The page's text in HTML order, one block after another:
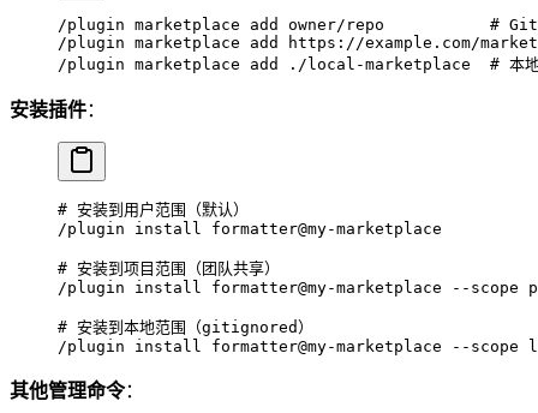
/plugin marketplace add owner/repo
#
/plugin marketplace add
https://example.com/
/plugin marketplace add ./local-marketplace
# 本
安装插件：
# 安装到用户范围（默认）
/plugin install formatter@my-marketplace
# 安装到项目范围（团队共享）
/plugin install formatter@my-marketplace --scope
# 安装到本地范围（gitignored）
/plugin install formatter@my-marketplace --scope
其他管理命令：